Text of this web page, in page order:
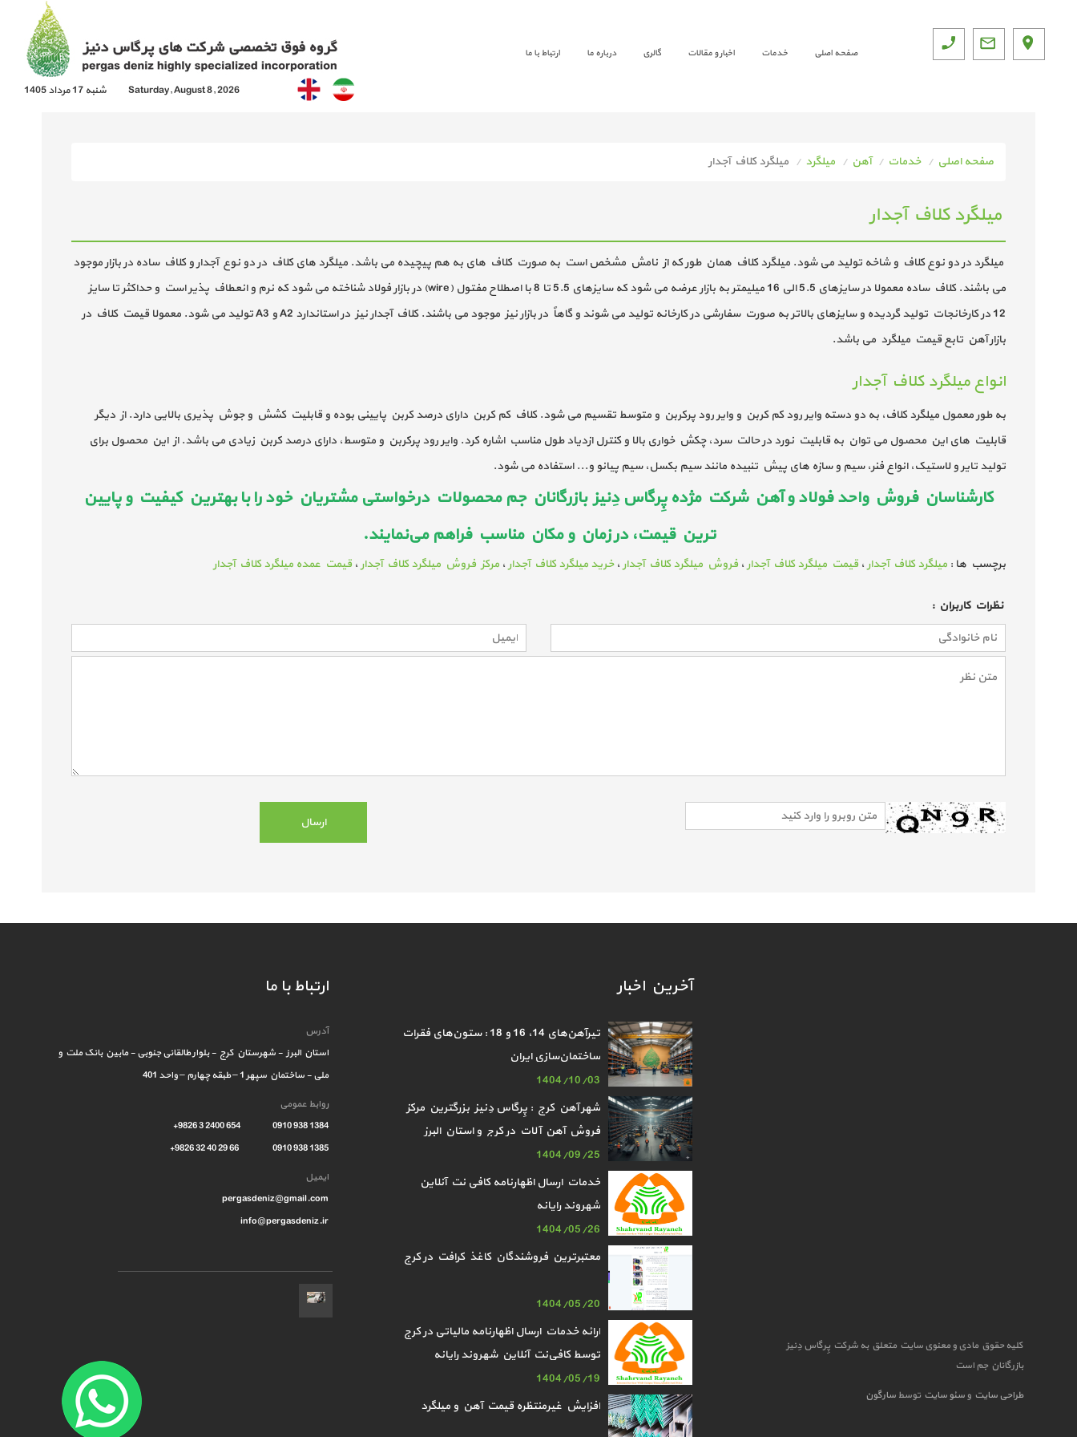
صفحه اصلی خدمات اخبار و مقالات گالری درباره ما ارتباط با ما
شنبه 17 مرداد 1405 Saturday, August 8, 2026
صفحه اصلی خدمات آهن میلگرد میلگرد کلاف آجدار
میلگرد کلاف آجدار
میلگرد در دو نوع کلاف و شاخه تولید می شود. میلگرد کلاف همان طور که از نامش مشخص است به صورت کلاف های به هم پیچیده می باشد. میلگرد های کلاف در دو نوع آجدار و کلاف ساده در بازار موجود
می باشند. کلاف ساده معمولا در سایزهای 5.5 الی 16 میلیمتر به بازار عرضه می شود که سایزهای 5.5 تا 8 با اصطلاح مفتول (wire) در بازار فولاد شناخته می شود که نرم و انعطاف پذیر است و حداکثر تا سایز
12 در کارخانجات تولید گردیده و سایزهای بالاتر به صورت سفارشی در کارخانه تولید می شوند و گاهاً در بازار نیز موجود می باشند. کلاف آجدار نیز در استاندارد A2 و A3 تولید می شود. معمولا قیمت کلاف در
بازار آهن تابع قیمت میلگرد می باشد.
انواع میلگرد کلاف آجدار
به طور معمول میلگرد کلاف، به دو دسته وایر رود کم کربن و وایر رود پرکربن و متوسط تقسیم می شود. کلاف کم کربن دارای درصد کربن پایینی بوده و قابلیت کشش و جوش پذیری بالایی دارد. از دیگر
قابلیت های این محصول می توان به قابلیت نورد در حالت سرد، چکش خواری بالا و کنترل ازدیاد طول مناسب اشاره کرد. وایر رود پرکربن و متوسط، دارای درصد کربن زیادی می باشد. از این محصول برای
تولید تایر و لاستیک، انواع فنر، سیم و سازه های پیش تنبیده مانند سیم بکسل، سیم پیانو و... استفاده می شود.
کارشناسان فروش واحد فولاد و آهن شرکت مژده پِرگاس دِنیز بازرگانان جم محصولات درخواستی مشتریان خود را با بهترین کیفیت و پایین
ترین قیمت، در زمان و مکان مناسب فراهم می‌نمایند.
برچسب ها :میلگرد کلاف آجدار ،قیمت میلگرد کلاف آجدار ،فروش میلگرد کلاف آجدار ،خرید میلگرد کلاف آجدار ،مرکز فروش میلگرد کلاف آجدار ،قیمت عمده میلگرد کلاف آجدار
نظرات كاربران :
ارتباط با ما
آدرس
استان البرز - شهرستان کرج - بلوار طالقانی جنوبی - مابین بانک ملت و
ملی - ساختمان سپهر 1 – طبقه چهارم – واحد 401
روابط عمومی
1384 938 0910 654 2400 3 9826+
1385 938 0910 66 29 40 32 9826+
ایمیل
pergasdeniz@gmail.com
info@pergasdeniz.ir
آخرین اخبار
تیرآهن‌های 14، 16 و 18 : ستون‌های فقرات
ساختمان‌سازی ایران
1404/10/03
شهر آهن کرج : پِرگاس دِنیز بزرگترین مرکز
فروش آهن آلات در کرج و استان البرز
1404/09/25
خدمات ارسال اظهارنامه کافی نت آنلاین
شهروند رایانه
1404/05/26
معتبرترین فروشندگان کاغذ کرافت در کرج
1404/05/20
ارائه خدمات ارسال اظهارنامه مالیاتی در کرج
توسط کافی‌نت آنلاین شهروند رایانه
1404/05/19
افزایش غیرمنتظره قیمت آهن و میلگرد
طراحی سایتو سئو سایتتوسط سارگون
کلیه حقوق مادی و معنوی سایت متعلق به شرکت پِرگاس دِنیز
بازرگانان جم است